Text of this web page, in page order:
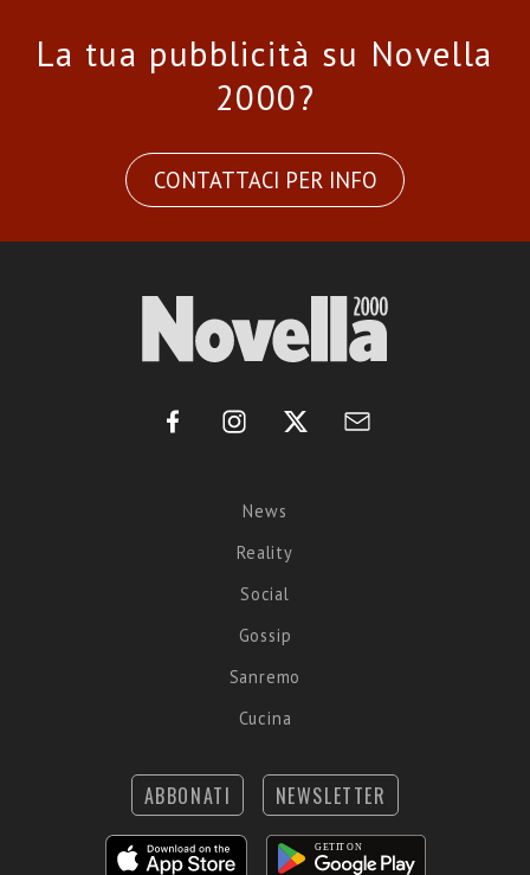
La tua pubblicità su Novella
2000?
CONTATTACI PER INFO
News
Reality
Social
Gossip
Sanremo
Cucina
ABBONATI NEWSLETTER